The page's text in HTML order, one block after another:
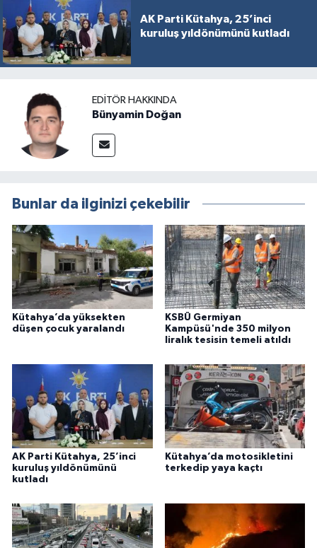
AK Parti Kütahya, 25’inci
kuruluş yıldönümünü kutladı
EDITÖR HAKKINDA
Bünyamin Doğan
Bunlar da ilginizi çekebilir
Kütahya’da yüksekten
düşen çocuk yaralandı
KSBÜ Germiyan
Kampüsü'nde 350 milyon
liralık tesisin temeli atıldı
AK Parti Kütahya, 25’inci
kuruluş yıldönümünü
kutladı
Kütahya’da motosikletini
terkedip yaya kaçtı